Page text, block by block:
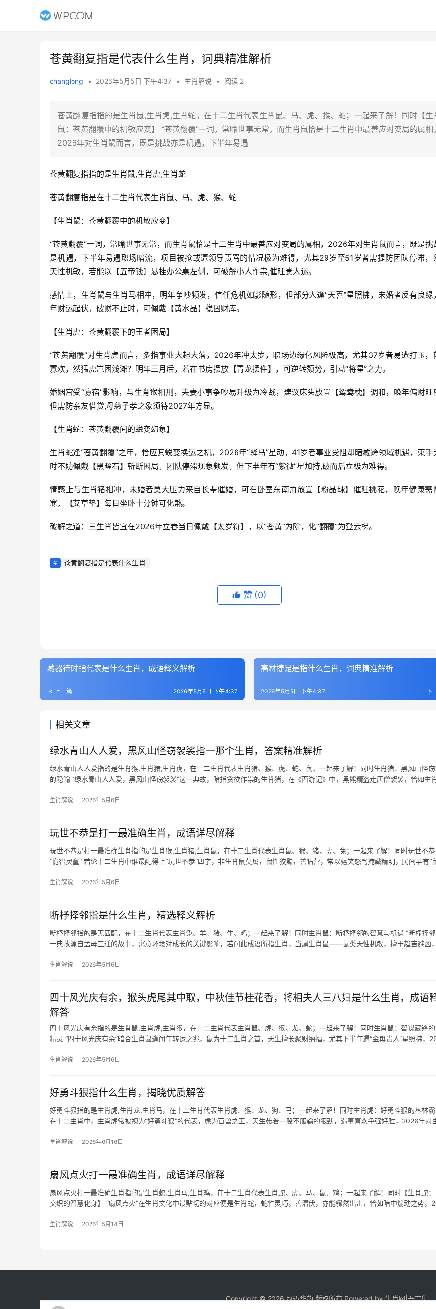
苍黄翻复指是代表什么生肖，词典精准解析
changlong • 2026年5月5日 下午4:37 • 生肖解说 • 阅读 2
苍黄翻复指指的是生肖鼠,生肖虎,生肖蛇，在十二生肖代表生肖鼠、马、虎、猴、蛇；一起来了解！同时【生
鼠：苍黄翻覆中的机敏应变】 “苍黄翻覆”一词，常喻世事无常，而生肖鼠恰是十二生肖中最善应对变局的属相，
2026年对生肖鼠而言，既是挑战亦是机遇，下半年易遇
苍黄翻复指指的是生肖鼠,生肖虎,生肖蛇
苍黄翻复指是在十二生肖代表生肖鼠、马、虎、猴、蛇
【生肖鼠：苍黄翻覆中的机敏应变】
“苍黄翻覆”一词，常喻世事无常，而生肖鼠恰是十二生肖中最善应对变局的属相，2026年对生肖鼠而言，既是挑
是机遇，下半年易遇职场暗流，项目被抢或遭领导责骂的情况极为难得，尤其29岁至51岁者需提防团队停滞，
天性机敏，若能以【五帝钱】悬挂办公桌左侧，可破解小人作祟,催旺贵人运。
感情上，生肖鼠与生肖马相冲，明年争吵频发，信任危机如影随形，但部分人逢“天喜”星照拂，未婚者反有良缘
年财运起伏，破财不止时，可佩戴【黄水晶】稳固财库。
【生肖虎：苍黄翻覆下的王者困局】
“苍黄翻覆”对生肖虎而言，多指事业大起大落，2026年冲太岁，职场边缘化风险极高，尤其37岁者易遭打压，
寡欢，然猛虎岂困浅滩？明年三月后，若在书房摆放【青龙摆件】，可逆转颓势，引动“将星”之力。
婚姻宫受“寡宿”影响，与生肖猴相刑，夫妻小事争吵易升级为冷战，建议床头放置【鸳鸯枕】调和，晚年偏财旺
但需防亲友借贷,母慈子孝之象须待2027年方显。
【生肖蛇：苍黄翻覆间的蜕变幻象】
生肖蛇逢“苍黄翻覆”之年，恰应其蜕变换运之机，2026年“驿马”星动，41岁者事业受阻却暗藏跨领域机遇，束手
时不妨佩戴【黑曜石】斩断困局，团队停滞现象频发，但下半年有“紫微”星加持,破而后立极为难得。
情感上与生肖猪相冲，未婚者莫大压力来自长辈催婚，可在卧室东南角放置【粉晶球】催旺桃花，晚年健康需
寒，【艾草垫】每日坐卧十分钟可化煞。
破解之道：三生肖皆宜在2026年立春当日佩戴【太岁符】，以“苍黄”为阶，化“翻覆”为登云梯。
苍黄翻复指是代表什么生肖
赞 (0)
藏器待时指代表是什么生肖，成语释义解析
上一篇 2026年5月5日 下午4:37
高材捷足是指什么生肖，词典精准解析
下
2026年5月5日 下午4:37
相关文章
绿水青山人人爱，黑风山怪窃袈裟指一那个生肖，答案精准解析
绿水青山人人爱指的是生肖猴,生肖猪,生肖虎，在十二生肖代表生肖猪、猴、虎、蛇、鼠；一起来了解！同时生肖猪：黑风山怪
的隐喻 “绿水青山人人爱，黑风山怪窃袈裟”这一典故，暗指贪欲作祟的生肖猪，在《西游记》中，黑熊精盗走唐僧袈裟，恰如生
生肖解说 2026年5月6日
玩世不恭是打一最准确生肖，成语详尽解释
玩世不恭是打一最准确生肖指的是生肖猴,生肖猪,生肖鼠，在十二生肖代表生肖鼠、猴、猪、虎、兔；一起来了解！同时玩世不恭
“诡智灵童” 若论十二生肖中谁最配得上“玩世不恭”四字，非生肖鼠莫属，鼠性狡黠，善钻营，常以嬉笑怒骂掩藏精明，民间早有“
生肖解说 2026年5月6日
断杼择邻指是什么生肖，精选释义解析
断杼择邻指的是无匹配，在十二生肖代表生肖兔、羊、猪、牛、鸡；一起来了解！同时生肖鼠：断杼择邻的智慧与机遇 “断杼择邻
一典故源自孟母三迁的故事，寓意环境对成长的关键影响，若问此成语所指生肖，当属生肖鼠——鼠类天性机敏，擅于趋吉避凶
生肖解说 2026年5月6日
四十风光庆有余，猴头虎尾其中取，中秋佳节桂花香，将相夫人三八妇是什么生肖，成语
解答
四十风光庆有余指的是生肖鼠,生肖虎,生肖猴，在十二生肖代表生肖鼠、虎、猴、龙、蛇；一起来了解！同时生肖鼠：智谋藏锋
精灵 “四十风光庆有余”暗合生肖鼠逢闰年转运之兆，鼠为十二生肖之首，天生擅长聚财纳福，尤其下半年遇“金舆贵人”星照拂，
生肖解说 2026年5月6日
好勇斗狠指什么生肖，揭晓优质解答
好勇斗狠指的是生肖虎,生肖龙,生肖马，在十二生肖代表生肖虎、猴、龙、狗、马；一起来了解！同时生肖虎：好勇斗狠的丛林霸
在十二生肖中，生肖虎常被视为“好勇斗狠”的代表，虎为百兽之王，天生带着一股不服输的狠劲，遇事喜欢争强好胜，2026年对
生肖解说 2026年6月16日
扇风点火打一最准确生肖，成语详尽解释
扇风点火打一最准确生肖指的是生肖蛇,生肖马,生肖鸡，在十二生肖代表生肖蛇、虎、马、鼠、鸡；一起来了解！同时【生肖蛇
交织的智慧化身】 “扇风点火”在生肖文化中最贴切的对应便是生肖蛇，蛇性灵巧，善潜伏，亦能骤然出击，恰如暗中煽动之势，
生肖解说 2026年5月14日
Copyright © 2026 冠迈华韵 版权所有 Powered by生肖网|吾言集